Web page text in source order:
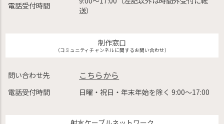
電話受付時間
送）
制作窓口
（コミュニティチャンネルに関するお問い合わせ）
問い合わせ先 こちらから
電話受付時間 日曜・祝日・年末年始を除く 9:00〜17:00